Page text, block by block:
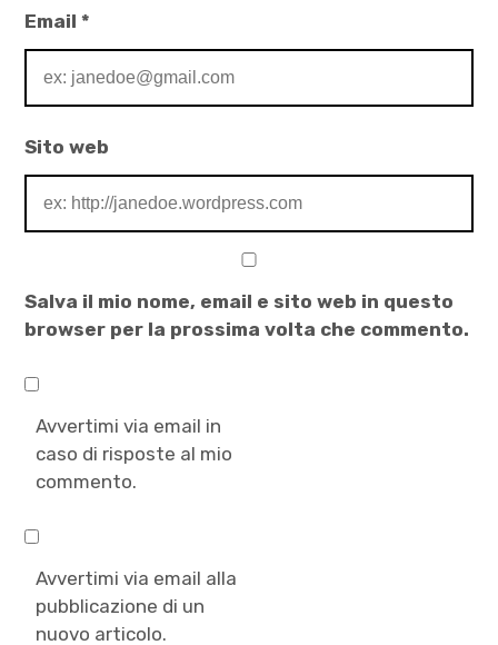
Email*
Sito web
Salva il mio nome, email e sito web in questo
browser per la prossima volta che commento.
Avvertimi via email in
caso di risposte al mio
commento.
Avvertimi via email alla
pubblicazione di un
nuovo articolo.